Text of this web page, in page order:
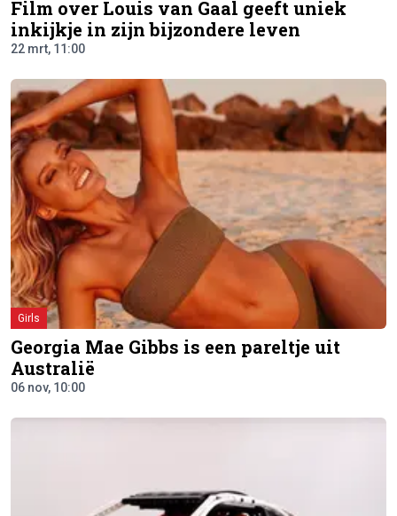
Film over Louis van Gaal geeft uniek
inkijkje in zijn bijzondere leven
22 mrt, 11:00
Girls
Georgia Mae Gibbs is een pareltje uit
Australië
06 nov, 10:00